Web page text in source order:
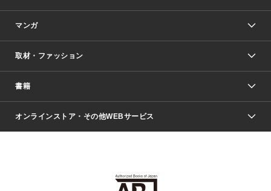
マンガ
少年マンガ
Vジャンプ
週刊ヤングジャンプ
少女マンガ
取材・ファッション
Seventeen
芸能・情報・スポーツ
書籍
文芸・文庫・総合
ライトノベル・ノベライズ
オンラインストア・その他WEBサービス